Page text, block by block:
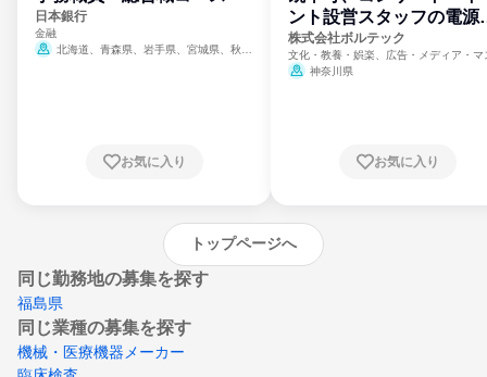
日本銀行
金融
北海道、青森県、岩手県、宮城県、秋田
崎県、熊本県、大分県、宮崎県、鹿児島県、
お気に入り
ント設営スタッフの電源
門
株式会社ボルテック
文化・教養・娯楽、広告・メディア・マ
ミ、電力・ガス・水道・エネルギー
神奈川県
お気に入り
トップページへ
同じ勤務地の募集を探す
福島県
同じ業種の募集を探す
機械・医療機器メーカー